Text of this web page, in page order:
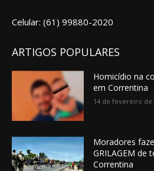
Celular: (61) 99880-2020
ARTIGOS POPULARES
Homicídio na
em Correntina
14 de fevereiro de
Moradores
GRILAGEM de
Correntina